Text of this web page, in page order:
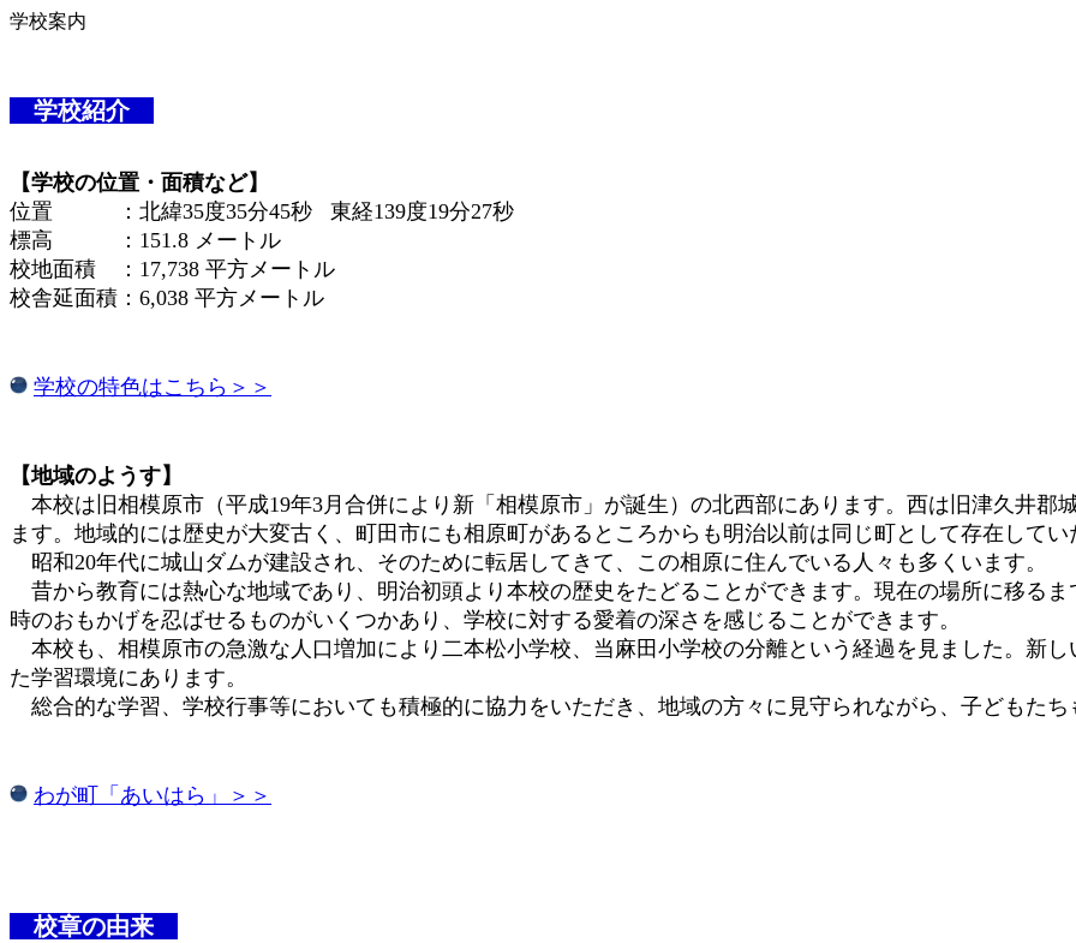
学校案内
学校紹介
【学校の位置・面積など】
位置 ：北緯35度35分45秒 東経139度19分27秒
標高 ：151.8 メートル
校地面積 ：17,738 平方メートル
校舎延面積：6,038 平方メートル
学校の特色はこちら＞＞
【地域のようす】
本校は旧相模原市（平成19年3月合併により新「相模原市」が誕生）の北西部にあります。西は旧津久井郡
ます。地域的には歴史が大変古く、町田市にも相原町があるところからも明治以前は同じ町として存在してい
昭和20年代に城山ダムが建設され、そのために転居してきて、この相原に住んでいる人々も多くいます。
昔から教育には熱心な地域であり、明治初頭より本校の歴史をたどることができます。現在の場所に移る
時のおもかげを忍ばせるものがいくつかあり、学校に対する愛着の深さを感じることができます。
本校も、相模原市の急激な人口増加により二本松小学校、当麻田小学校の分離という経過を見ました。新
た学習環境にあります。
総合的な学習、学校行事等においても積極的に協力をいただき、地域の方々に見守られながら、子どもたち
わが町「あいはら」＞＞
校章の由来